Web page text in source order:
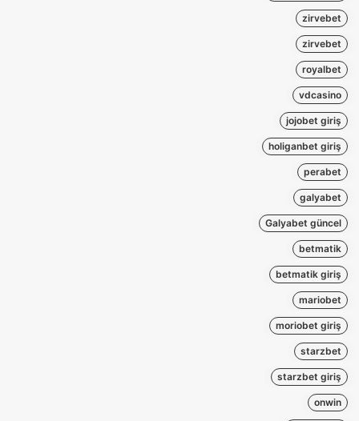
zirvebet
zirvebet
royalbet
vdcasino
jojobet giriş
holiganbet giriş
perabet
galyabet
Galyabet güncel
betmatik
betmatik giriş
mariobet
moriobet giriş
starzbet
starzbet giriş
onwin